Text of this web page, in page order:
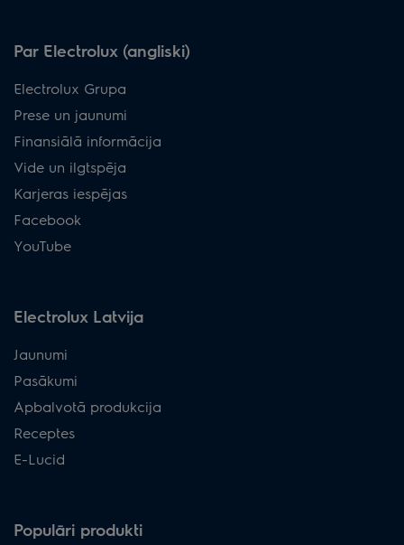
Par Electrolux (angliski)
Electrolux Grupa
Prese un jaunumi
Finansiālā informācija
Vide un ilgtspēja
Karjeras iespējas
Facebook
YouTube
Electrolux Latvija
Jaunumi
Pasākumi
Apbalvotā produkcija
Receptes
E-Lucid
Populāri produkti